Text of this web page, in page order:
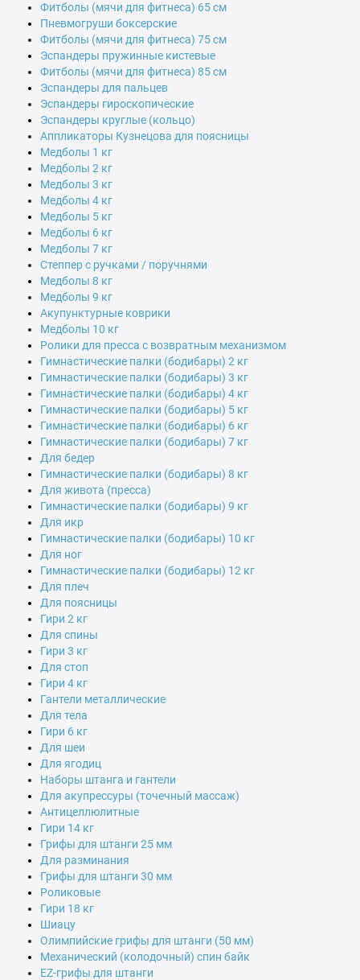
Фитболы (мячи для фитнеса) 65 см
Пневмогруши боксерские
Фитболы (мячи для фитнеса) 75 см
Эспандеры пружинные кистевые
Фитболы (мячи для фитнеса) 85 см
Эспандеры для пальцев
Эспандеры гироскопические
Эспандеры круглые (кольцо)
Аппликаторы Кузнецова для поясницы
Медболы 1 кг
Медболы 2 кг
Медболы 3 кг
Медболы 4 кг
Медболы 5 кг
Медболы 6 кг
Медболы 7 кг
Степпер с ручками / поручнями
Медболы 8 кг
Медболы 9 кг
Акупунктурные коврики
Медболы 10 кг
Ролики для пресса с возвратным механизмом
Гимнастические палки (бодибары) 2 кг
Гимнастические палки (бодибары) 3 кг
Гимнастические палки (бодибары) 4 кг
Гимнастические палки (бодибары) 5 кг
Гимнастические палки (бодибары) 6 кг
Гимнастические палки (бодибары) 7 кг
Для бедер
Гимнастические палки (бодибары) 8 кг
Для живота (пресса)
Гимнастические палки (бодибары) 9 кг
Для икр
Гимнастические палки (бодибары) 10 кг
Для ног
Гимнастические палки (бодибары) 12 кг
Для плеч
Для поясницы
Гири 2 кг
Для спины
Гири 3 кг
Для стоп
Гири 4 кг
Гантели металлические
Для тела
Гири 6 кг
Для шеи
Для ягодиц
Наборы штанга и гантели
Для акупрессуры (точечный массаж)
Антицеллюлитные
Гири 14 кг
Грифы для штанги 25 мм
Для разминания
Грифы для штанги 30 мм
Роликовые
Гири 18 кг
Шиацу
Олимпийские грифы для штанги (50 мм)
Механический (колодочный) спин байк
EZ-грифы для штанги